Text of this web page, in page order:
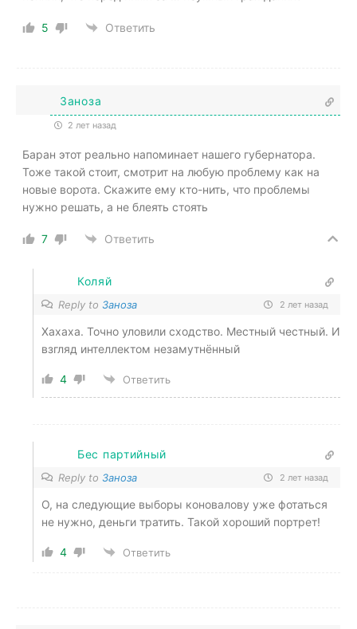
5 Ответить
Заноза
2 лет назад
Баран этот реально напоминает нашего губернатора.
Тоже такой стоит, смотрит на любую проблему как на
новые ворота. Скажите ему кто-нить, что проблемы
нужно решать, а не блеять стоять
7 Ответить
Коляй
Reply to Заноза 2 лет назад
Хахаха. Точно уловили сходство. Местный честный. И
взгляд интеллектом незамутнённый
4 Ответить
Бес партийный
Reply to Заноза 2 лет назад
О, на следующие выборы коновалову уже фотаться
не нужно, деньги тратить. Такой хороший портрет!
4 Ответить